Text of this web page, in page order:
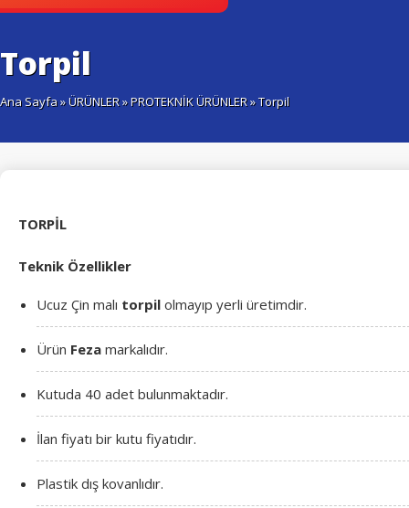
Torpil
Ana Sayfa»ÜRÜNLER»PROTEKNİK ÜRÜNLER» Torpil
TORPİL
Teknik Özellikler
Ucuz Çin malı torpil olmayıp yerli üretimdir.
Ürün Feza markalıdır.
Kutuda 40 adet bulunmaktadır.
İlan fiyatı bir kutu fiyatıdır.
Plastik dış kovanlıdır.